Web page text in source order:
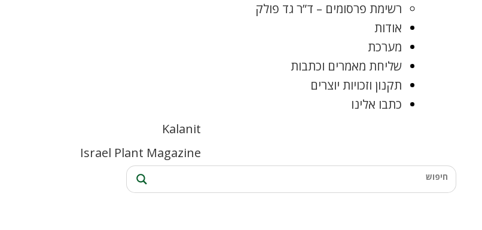
רשימת פרסומים – ד”ר גד פולק
אודות
מערכת
שליחת מאמרים וכתבות
תקנון וזכויות יוצרים
כתבו אלינו
Kalanit
Israel Plant Magazine